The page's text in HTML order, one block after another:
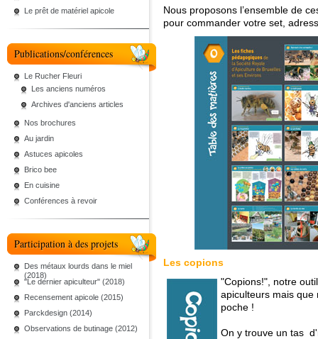
Le prêt de matériel apicole
Publications/conférences
Le Rucher Fleuri
Les anciens numéros
Archives d'anciens articles
Nos brochures
Au jardin
Astuces apicoles
Brico bee
En cuisine
Conférences à revoir
Participation à des projets
Des métaux lourds dans le miel
(2018)
"Le dernier apiculteur" (2018)
Recensement apicole (2015)
Parckdesign (2014)
Observations de butinage (2012)
Nous proposons l’ensemble de
pour commander votre set,
Les copions
"Copions!", notre
apiculteurs mais que
poche !
On y trouve un tas